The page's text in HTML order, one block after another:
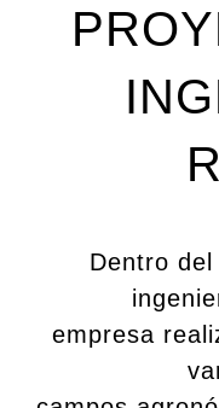
Dentro
empresa